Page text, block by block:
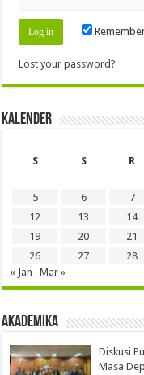
Lost your password?
Kalender
S
S R
5
6 7
12
13 14
19
20 21
26
27 28
« Jan
Mar »
Akademika
Diskusi
Masa